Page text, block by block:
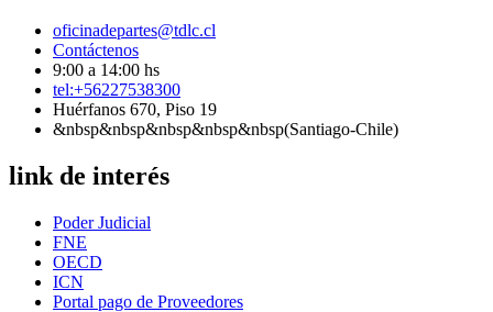
oficinadepartes@tdlc.cl
Contáctenos
9:00 a 14:00 hs
tel:+56227538300
Huérfanos 670, Piso 19
&nbsp&nbsp&nbsp&nbsp&nbsp(Santiago-Chile)
link de interés
Poder Judicial
FNE
OECD
ICN
Portal pago de Proveedores